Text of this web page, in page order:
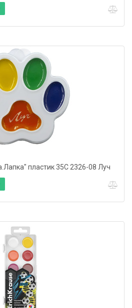
пластик 35С 2326-08 Луч